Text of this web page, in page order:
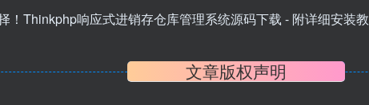
文章版权声明